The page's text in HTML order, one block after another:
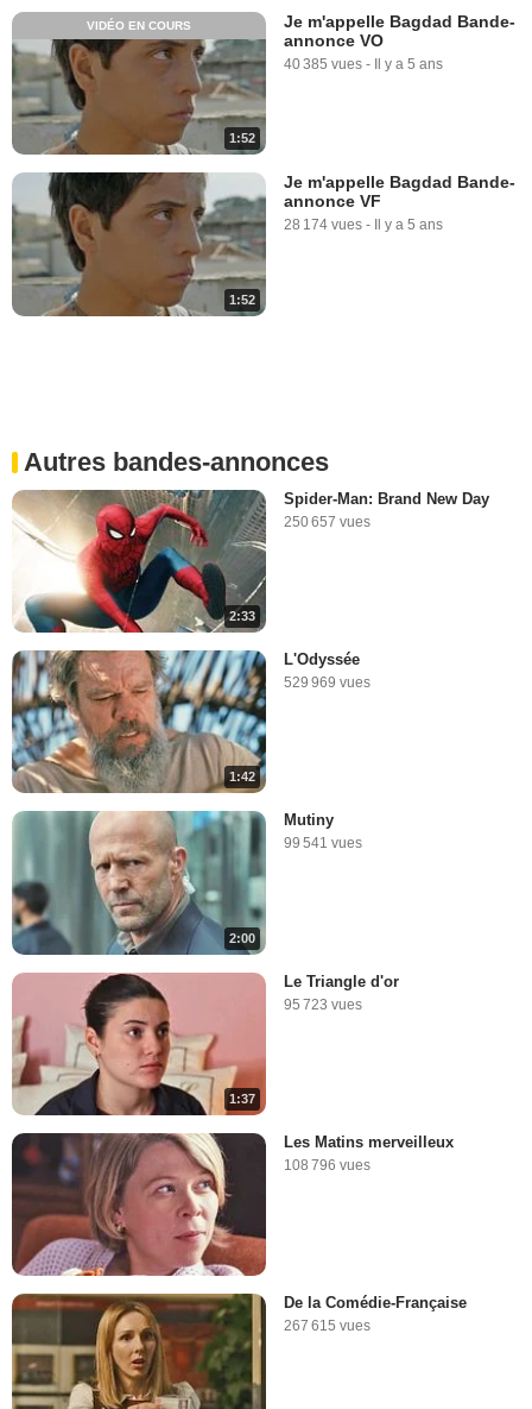
1:52
VIDÉO EN COURS
Je m'appelle Bagdad Bande-
annonce VO
40 385 vues - Il y a 5 ans
1:52
Je m'appelle Bagdad Bande-
annonce VF
28 174 vues - Il y a 5 ans
Autres bandes-annonces
2:33
Spider-Man: Brand New Day
250 657 vues
1:42
L'Odyssée
529 969 vues
2:00
Mutiny
99 541 vues
1:37
Le Triangle d'or
95 723 vues
Les Matins merveilleux
108 796 vues
De la Comédie-Française
267 615 vues